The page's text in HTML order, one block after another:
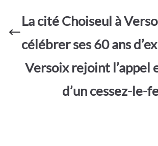
o
o
k
A
p
p
e
g
er
La cité Choiseul à
célébrer ses 60 ans
Versoix rejoint l’appel
d’un cessez-le-